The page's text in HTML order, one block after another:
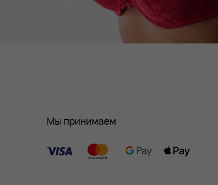
Мы принимаем